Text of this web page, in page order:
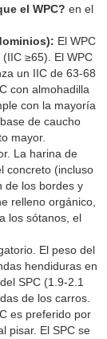
el WPC? en el
El WPC
≥65). El WPC
un IIC de 63-68
con almohadilla
con la mayoría
de caucho
mayor.
La harina de
concreto (incluso
de los bordes y
relleno orgánico,
los sótanos, el
El peso del
hendiduras en
SPC (1.9-2.1
de los carros.
es preferido por
pisar. El SPC se